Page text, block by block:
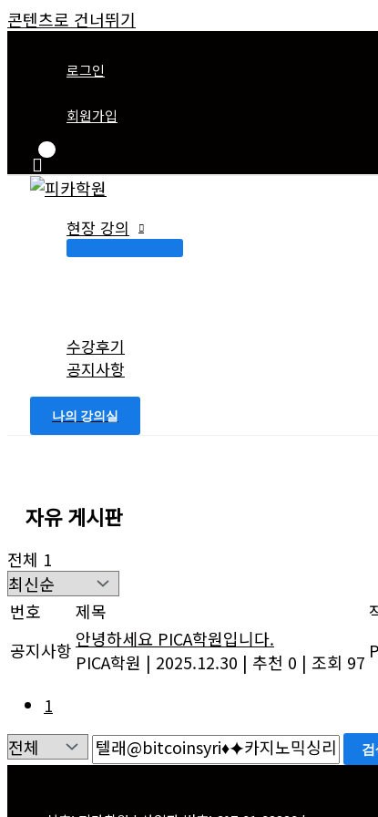
콘텐츠로 건너뛰기
로그인
회원가입
현장 강의
수강후기
공지사항
나의 강의실
자유 게시판
전체 1
번호 제목
공지사항 안녕하세요 PICA학원입니다.
PICA학원 | 2025.12.30 | 추천 0 | 조회 97
1